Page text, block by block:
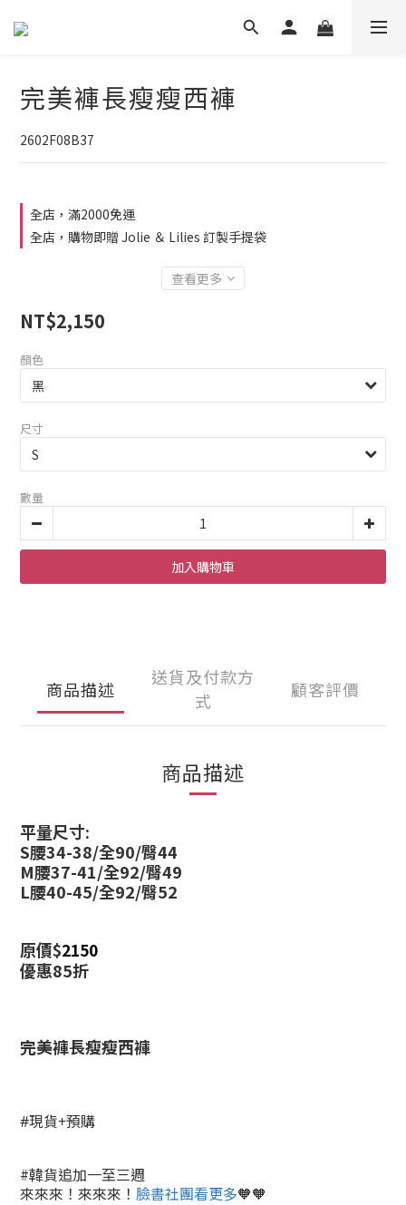
完美褲長瘦瘦西褲
2602F08B37
全店，滿2000免運
全店，購物即贈 Jolie ＆ Lilies 訂製手提袋
查看更多
NT$2,150
顏色
尺寸
數量
加入購物車
商品描述
送貨及付款方
式
顧客評價
商品描述
平量尺寸:
S腰34-38/全90/臀44
M腰37-41/全92/臀49
L腰40-45/全92/臀52
原價$2150
優惠85折
完美褲長瘦瘦西褲
#現貨+預購
#韓貨追加一至三週
來來來！來來來！ 臉書社團看更多🧡🧡